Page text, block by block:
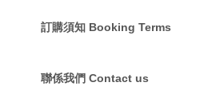
訂購須知 Booking Terms
聯係我們 Contact us